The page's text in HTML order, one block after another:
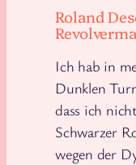
Roland
Ich hab in
Dunklen
dass ich
Schwarzer
wegen der